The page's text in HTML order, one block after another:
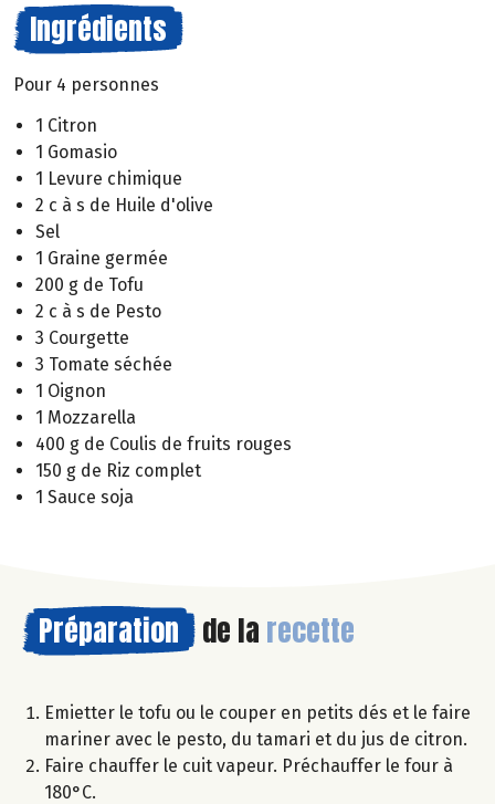
Ingrédients
Pour 4 personnes
1 Citron
1 Gomasio
1 Levure chimique
2 c à s de Huile d'olive
Sel
1 Graine germée
200 g de Tofu
2 c à s de Pesto
3 Courgette
3 Tomate séchée
1 Oignon
1 Mozzarella
400 g de Coulis de fruits rouges
150 g de Riz complet
1 Sauce soja
Préparation de la recette
Emietter le tofu ou le couper en petits dés et le faire
mariner avec le pesto, du tamari et du jus de citron.
Faire chauffer le cuit vapeur. Préchauffer le four à
180°C.